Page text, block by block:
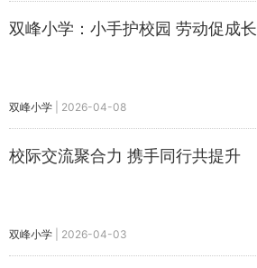
双峰小学：小手护校园 劳动促成长
双峰小学 2026-04-08
校际交流聚合力 携手同行共提升
双峰小学 2026-04-03